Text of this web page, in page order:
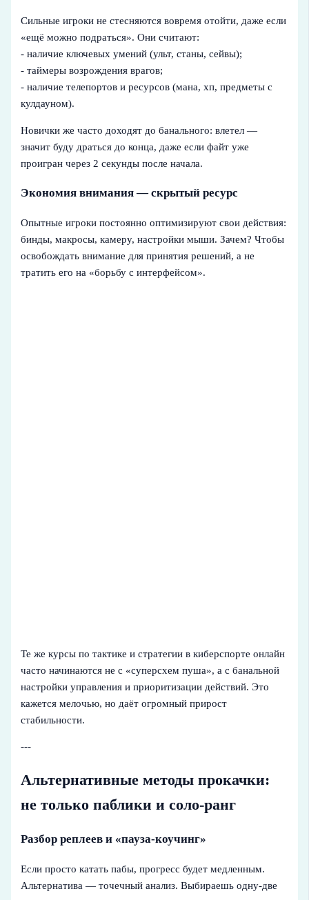
Сильные игроки не стесняются вовремя отойти, даже если
«ещё можно подраться». Они считают:
- наличие ключевых умений (ульт, станы, сейвы);
- таймеры возрождения врагов;
- наличие телепортов и ресурсов (мана, хп, предметы с
кулдауном).
Новички же часто доходят до банального: влетел —
значит буду драться до конца, даже если файт уже
проигран через 2 секунды после начала.
Экономия внимания — скрытый ресурс
Опытные игроки постоянно оптимизируют свои действия:
бинды, макросы, камеру, настройки мыши. Зачем? Чтобы
освобождать внимание для принятия решений, а не
тратить его на «борьбу с интерфейсом».
Те же курсы по тактике и стратегии в киберспорте онлайн
часто начинаются не с «суперсхем пуша», а с банальной
настройки управления и приоритизации действий. Это
кажется мелочью, но даёт огромный прирост
стабильности.
---
Альтернативные методы прокачки:
не только паблики и соло-ранг
Разбор реплеев и «пауза-коучинг»
Если просто катать пабы, прогресс будет медленным.
Альтернатива — точечный анализ. Выбираешь одну-две